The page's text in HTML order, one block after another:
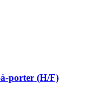
à-porter (H/F)